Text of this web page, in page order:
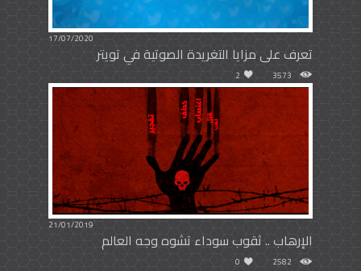
17/07/2020
تعرف على مزايا التغريدة الصوتية في تويتر
3573
2
21/01/2019
الإرهاب .. ثقوب سوداء تشوه وجه العالم
2582
0